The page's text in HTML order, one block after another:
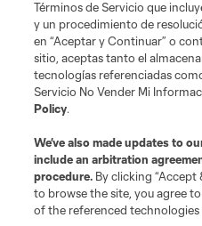
Términos de Servicio que
y un procedimiento de
en “Aceptar y Continuar” o
sitio, aceptas tanto el
tecnologías referenciadas
Servicio No Vender Mi
Policy.
We’ve also made updates to
include an arbitration
procedure. By clicking
to browse the site, you agree
of the referenced